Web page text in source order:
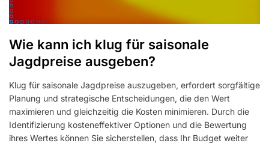
Wie kann ich klug für saisonale
Jagdpreise ausgeben?
Klug für saisonale Jagdpreise auszugeben, erfordert sorgfältige
Planung und strategische Entscheidungen, die den Wert
maximieren und gleichzeitig die Kosten minimieren. Durch die
Identifizierung kosteneffektiver Optionen und die Bewertung
ihres Wertes können Sie sicherstellen, dass Ihr Budget weiter